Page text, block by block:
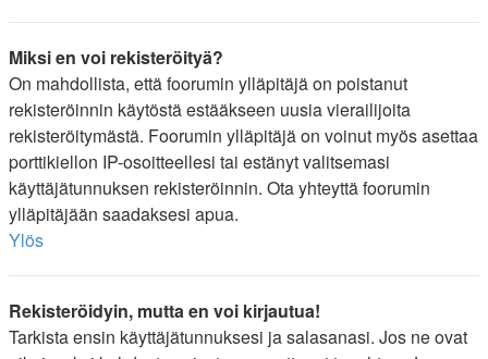
Miksi en voi rekisteröityä?
On mahdollista, että foorumin ylläpitäjä on poistanut
rekisteröinnin käytöstä estääkseen uusia vierailijoita
rekisteröitymästä. Foorumin ylläpitäjä on voinut myös asettaa
porttikiellon IP-osoitteellesi tai estänyt valitsemasi
käyttäjätunnuksen rekisteröinnin. Ota yhteyttä foorumin
ylläpitäjään saadaksesi apua.
Ylös
Rekisteröidyin, mutta en voi kirjautua!
Tarkista ensin käyttäjätunnuksesi ja salasanasi. Jos ne ovat